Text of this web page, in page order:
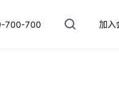
700-700 加入